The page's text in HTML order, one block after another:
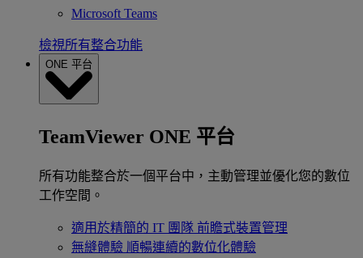
Microsoft Teams
檢視所有整合功能
ONE 平台
TeamViewer ONE 平台
所有功能整合於一個平台中，主動管理並優化您的數位
工作空間。
適用於精簡的 IT 團隊 前瞻式裝置管理
無縫體驗 順暢連續的數位化體驗